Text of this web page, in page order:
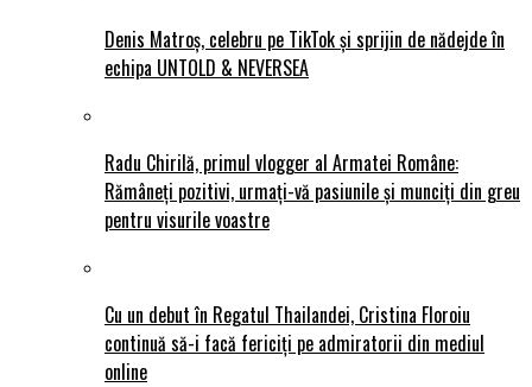
Denis Matroș, celebru pe TikTok și sprijin de nădejde în
echipa UNTOLD & NEVERSEA
Radu Chirilă, primul vlogger al Armatei Române:
Rămâneți pozitivi, urmați-vă pasiunile și munciți din greu
pentru visurile voastre
Cu un debut în Regatul Thailandei, Cristina Floroiu
continuă să-i facă fericiți pe admiratorii din mediul
online